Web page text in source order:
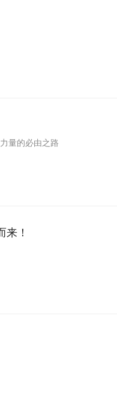
量的必由之路
来！